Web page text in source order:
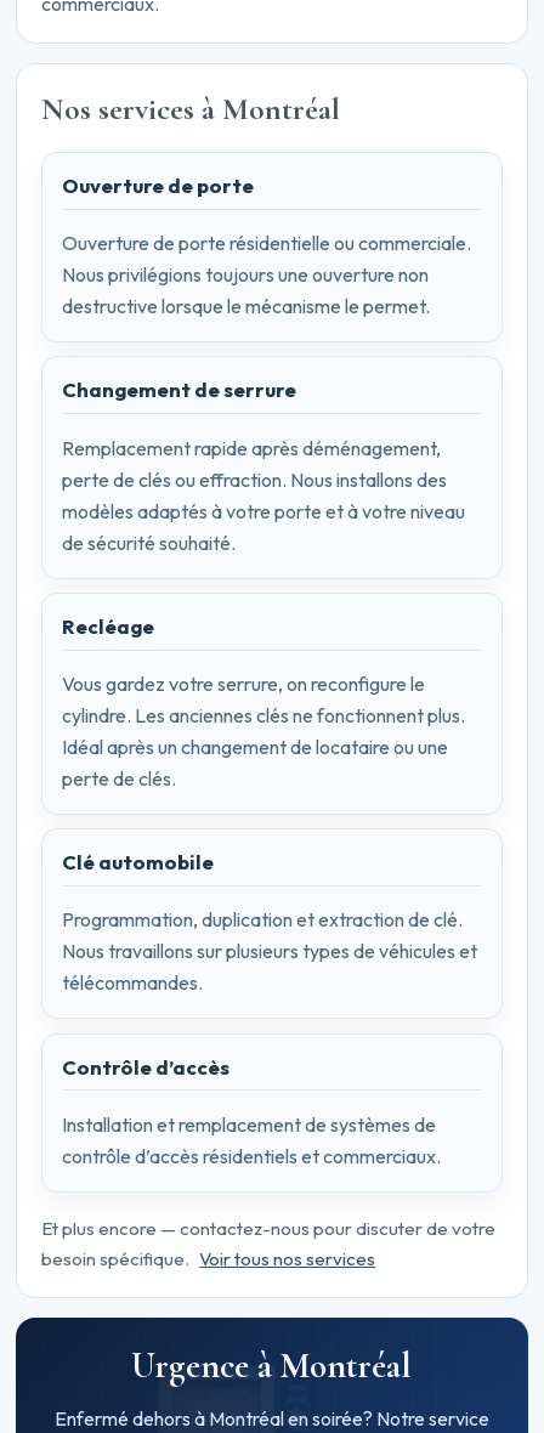
Nos services à Montréal
Ouverture de porte
Ouverture de porte résidentielle ou commerciale.
Nous privilégions toujours une ouverture non
destructive lorsque le mécanisme le permet.
Changement de serrure
Remplacement rapide après déménagement,
perte de clés ou effraction. Nous installons des
modèles adaptés à votre porte et à votre niveau
de sécurité souhaité.
Recléage
Vous gardez votre serrure, on reconfigure le
cylindre. Les anciennes clés ne fonctionnent plus.
Idéal après un changement de locataire ou une
perte de clés.
Clé automobile
Programmation, duplication et extraction de clé.
Nous travaillons sur plusieurs types de véhicules et
télécommandes.
Contrôle d’accès
Installation et remplacement de systèmes de
contrôle d’accès résidentiels et commerciaux.
Et plus encore — contactez-nous pour discuter de votre
besoin spécifique. Voir tous nos services
Urgence à Montréal
Enfermé dehors à Montréal en soirée? Notre service